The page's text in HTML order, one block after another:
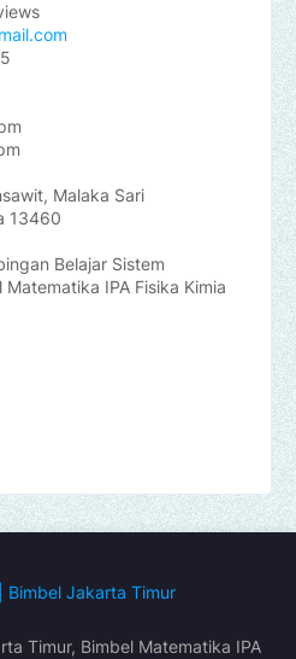
Malaka Sari
13460
Belajar Sistem
IPA Fisika Kimia
Timur, Bimbel Matematika IPA